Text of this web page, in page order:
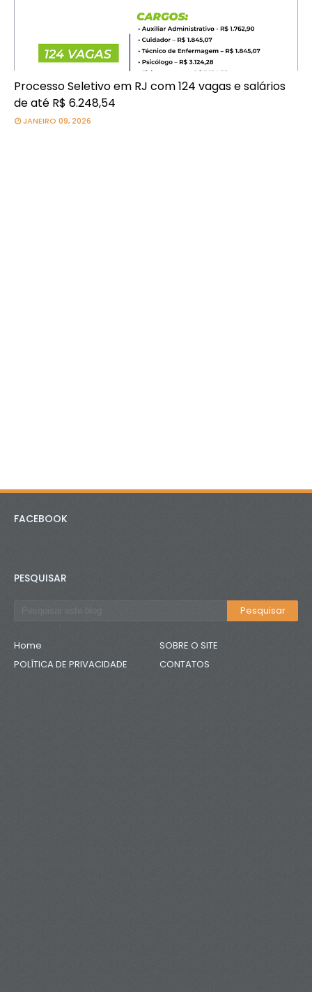
Processo Seletivo em RJ com 124 vagas e salários
de até R$ 6.248,54
JANEIRO 09, 2026
FACEBOOK
PESQUISAR
Home
SOBRE O SITE
POLÍTICA DE PRIVACIDADE
CONTATOS